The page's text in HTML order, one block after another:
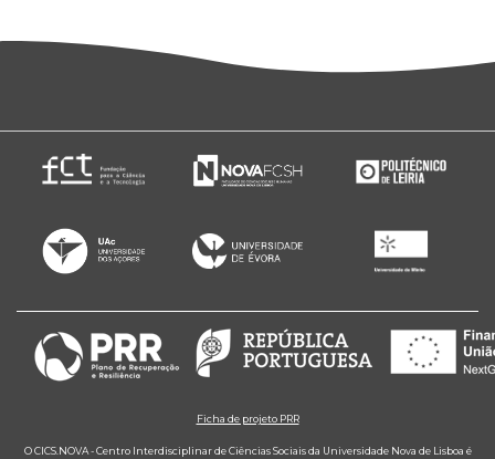
Ficha de projeto PRR
O CICS.NOVA - Centro Interdisciplinar de Ciências Sociais da Universidade Nova de Lisboa é